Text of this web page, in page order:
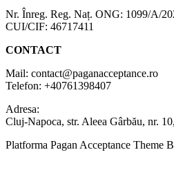
Nr. Înreg. Reg. Naț. ONG: 1099/A/
CUI/CIF: 46717411
CONTACT
Mail: contact@paganacceptance.ro
Telefon: +40761398407
Adresa:
Cluj-Napoca, str. Aleea Gârbău, nr.
Platforma Pagan Acceptance Theme